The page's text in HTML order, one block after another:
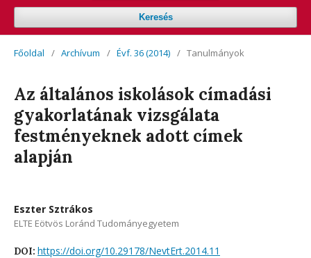
Keresés
Főoldal / Archívum / Évf. 36 (2014) / Tanulmányok
Az általános iskolások címadási
gyakorlatának vizsgálata
festményeknek adott címek
alapján
Eszter Sztrákos
ELTE Eötvös Loránd Tudományegyetem
DOI: https://doi.org/10.29178/NevtErt.2014.11